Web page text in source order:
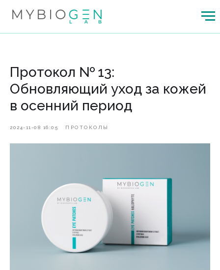
Протокол № 13:
Обновляющий уход за кожей
в осенний период
2024-11-08 16:05 ПРОТОКОЛЫ